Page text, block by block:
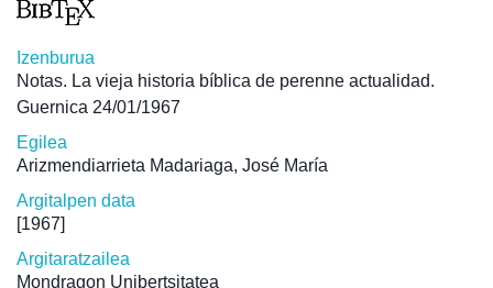
Izenburua
Notas. La vieja historia bíblica de perenne actualidad.
Guernica 24/01/1967
Egilea
Arizmendiarrieta Madariaga, José María
Argitalpen data
[1967]
Argitaratzailea
Mondragon Unibertsitatea